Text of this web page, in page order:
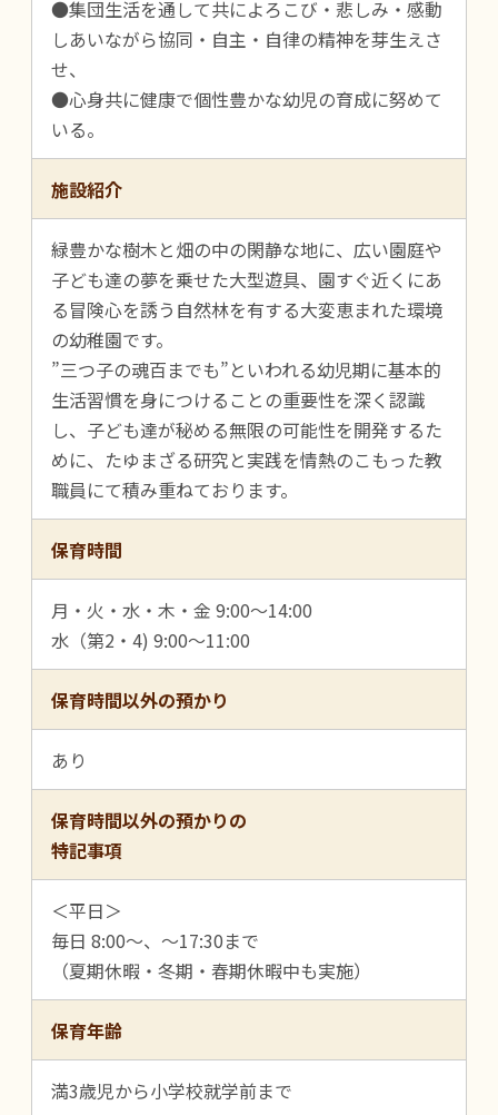
●集団生活を通して共によろこび・悲しみ・感動
しあいながら協同・自主・自律の精神を芽生えさ
せ、
●心身共に健康で個性豊かな幼児の育成に努めて
いる。
施設紹介
緑豊かな樹木と畑の中の閑静な地に、広い園庭や
子ども達の夢を乗せた大型遊具、園すぐ近くにあ
る冒険心を誘う自然林を有する大変恵まれた環境
の幼稚園です。
”三つ子の魂百までも”といわれる幼児期に基本的
生活習慣を身につけることの重要性を深く認識
し、子ども達が秘める無限の可能性を開発するた
めに、たゆまざる研究と実践を情熱のこもった教
職員にて積み重ねております。
保育時間
月・火・水・木・金 9:00～14:00
水（第2・4) 9:00～11:00
保育時間以外の預かり
あり
保育時間以外の預かりの
特記事項
＜平日＞
毎日 8:00～、～17:30まで
（夏期休暇・冬期・春期休暇中も実施）
保育年齢
満3歳児から小学校就学前まで